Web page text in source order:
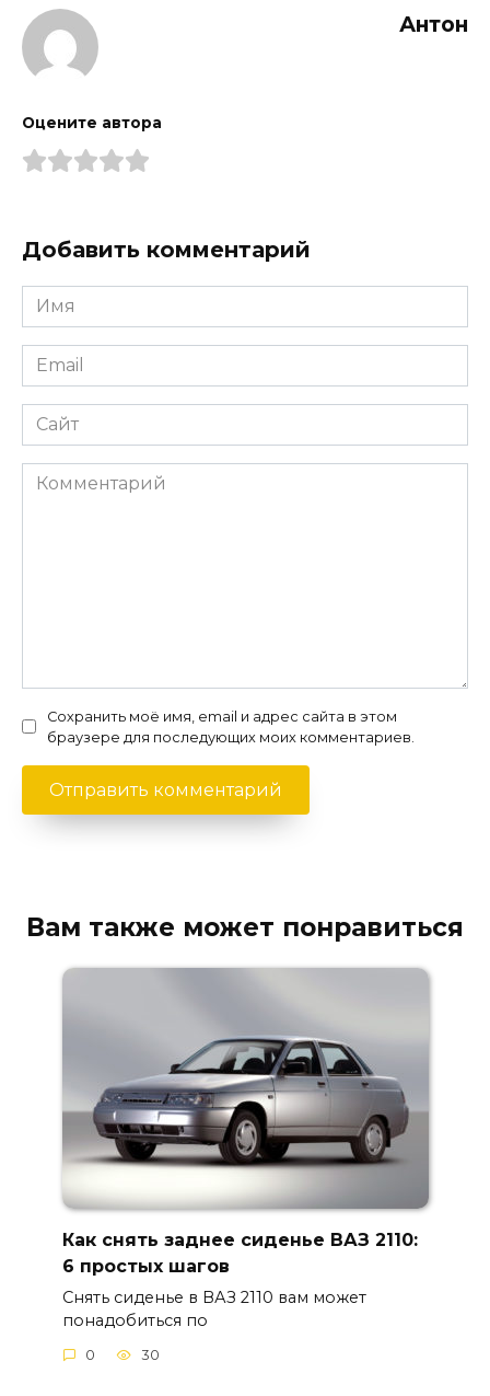
Антон
Оцените автора
Добавить комментарий
Имя
*
Email
*
Сайт
Комментарий
Сохранить моё имя, email и адрес сайта в этом
браузере для последующих моих комментариев.
Вам также может понравиться
Как снять заднее сиденье ВАЗ 2110:
6 простых шагов
Снять сиденье в ВАЗ 2110 вам может
понадобиться по
0 30